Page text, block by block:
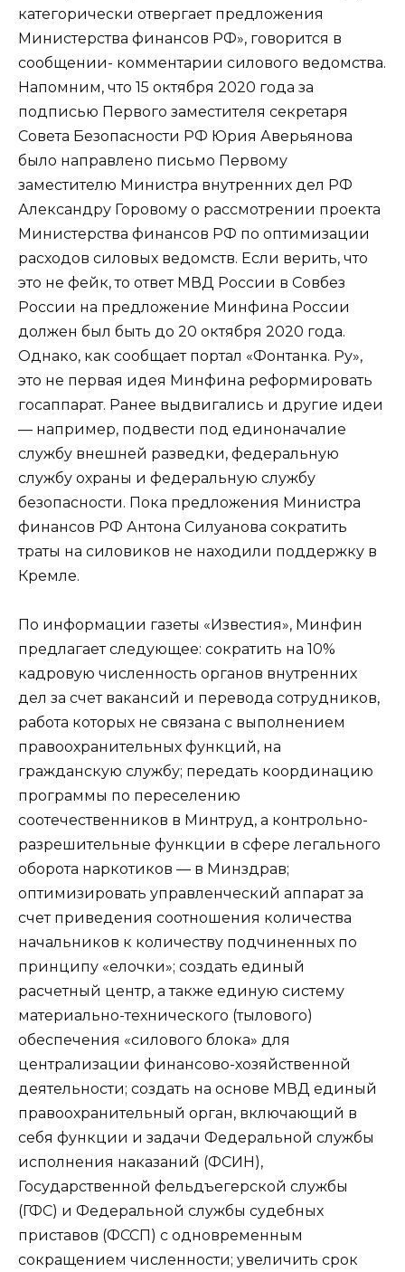
категорически отвергает предложения
Министерства финансов РФ», говорится в
сообщении- комментарии силового ведомства.
Напомним, что 15 октября 2020 года за
подписью Первого заместителя секретаря
Совета Безопасности РФ Юрия Аверьянова
было направлено письмо Первому
заместителю Министра внутренних дел РФ
Александру Горовому о рассмотрении проекта
Министерства финансов РФ по оптимизации
расходов силовых ведомств. Если верить, что
это не фейк, то ответ МВД России в Совбез
России на предложение Минфина России
должен был быть до 20 октября 2020 года.
Однако, как сообщает портал «Фонтанка. Ру»,
это не первая идея Минфина реформировать
госаппарат. Ранее выдвигались и другие идеи
— например, подвести под единоначалие
службу внешней разведки, федеральную
службу охраны и федеральную службу
безопасности. Пока предложения Министра
финансов РФ Антона Силуанова сократить
траты на силовиков не находили поддержку в
Кремле.
По информации газеты «Известия», Минфин
предлагает следующее: сократить на 10%
кадровую численность органов внутренних
дел за счет вакансий и перевода сотрудников,
работа которых не связана с выполнением
правоохранительных функций, на
гражданскую службу; передать координацию
программы по переселению
соотечественников в Минтруд, а контрольно-
разрешительные функции в сфере легального
оборота наркотиков — в Минздрав;
оптимизировать управленческий аппарат за
счет приведения соотношения количества
начальников к количеству подчиненных по
принципу «елочки»; создать единый
расчетный центр, а также единую систему
материально-технического (тылового)
обеспечения «силового блока» для
централизации финансово-хозяйственной
деятельности; создать на основе МВД единый
правоохранительный орган, включающий в
себя функции и задачи Федеральной службы
исполнения наказаний (ФСИН),
Государственной фельдъегерской службы
(ГФС) и Федеральной службы судебных
приставов (ФССП) с одновременным
сокращением численности; увеличить срок